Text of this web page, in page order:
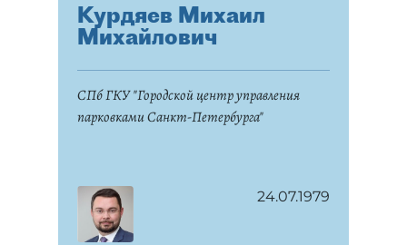
Курдяев Михаил
Михайлович
СПб ГКУ "Городской центр управления
парковками Санкт-Петербурга"
24.07.1979